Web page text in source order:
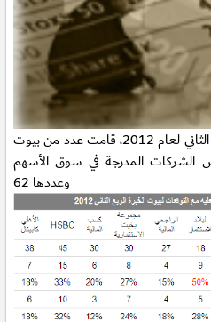
قبل إعلان الشركات لنتائجها للربع الثاني لعام 2012، قامت عدد من بيوت
الشركات المدرجة في سوق الأسهم
وعددها 62